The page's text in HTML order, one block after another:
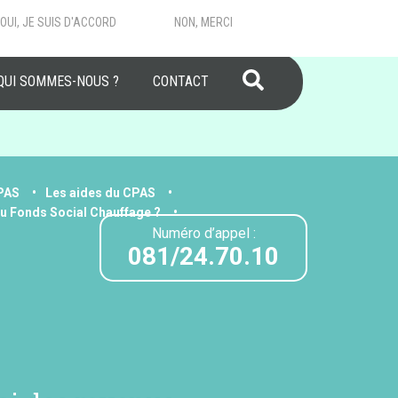
OUI, JE SUIS D'ACCORD NON, MERCI
SOMMES-NOUS ? CONTACT RECHERCHER
Les aides du CPAS
Fonds Social Chauffage ?
Numéro d’appel :
081/24.70.10